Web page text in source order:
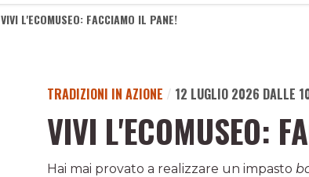
VIVI L'ECOMUSEO: FACCIAMO IL PANE!
TRADIZIONI IN AZIONE / 12 LUGLIO 2026 DALLE
VIVI L'ECOMUSEO:
Hai mai provato a realizzare un impasto